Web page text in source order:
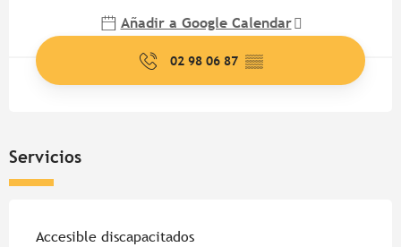
Añadir a Google Calendar
02 98 06 87 ▒▒
Servicios
Accesible discapacitados